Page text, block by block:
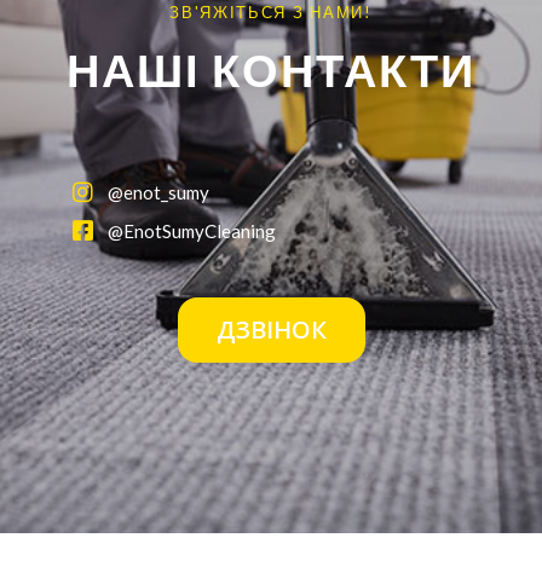
ЗВ'ЯЖІТЬСЯ З НАМИ!
НАШІ КОНТАКТИ
@enot_sumy
@EnotSumyCleaning
ДЗВІНОК